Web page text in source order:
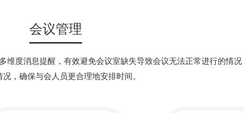
会议管理
度消息提醒，有效避免会议室缺失导致会议无法正常进行的情
况，确保与会人员更合理地安排时间。